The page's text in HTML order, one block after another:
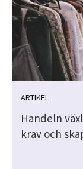
ARTIKEL
Handeln
krav och